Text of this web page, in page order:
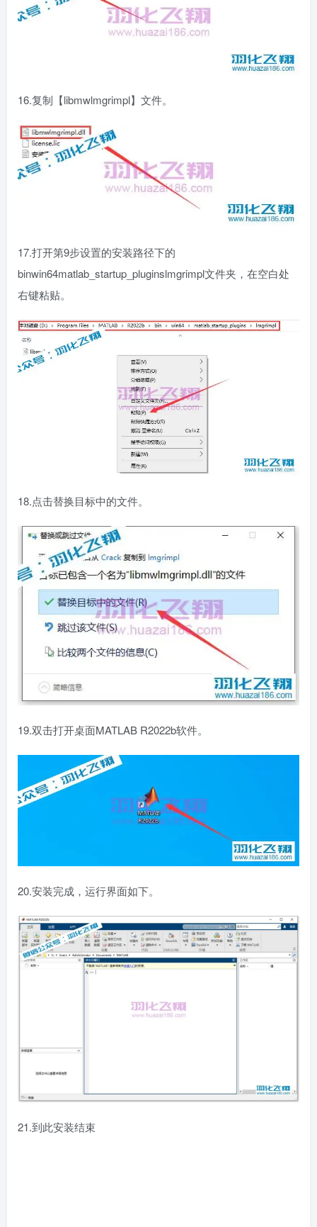
16.复制【libmwlmgrimpl】文件。
17.打开第9步设置的安装路径下的
binwin64matlab_startup_pluginslmgrimpl文件夹，在空白处
右键粘贴。
18.点击替换目标中的文件。
19.双击打开桌面MATLAB R2022b软件。
20.安装完成，运行界面如下。
21.到此安装结束